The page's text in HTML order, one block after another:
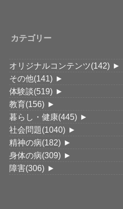
カテゴリー
オリジナルコンテンツ(142) ►
その他(141) ►
体験談(519) ►
教育(156) ►
暮らし・健康(445) ►
社会問題(1040) ►
精神の病(182) ►
身体の病(309) ►
障害(306) ►